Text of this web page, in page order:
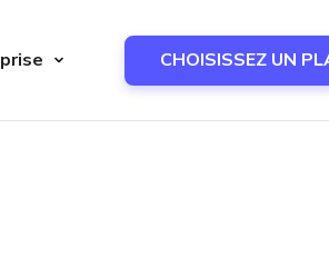
CHOISISSEZ UN